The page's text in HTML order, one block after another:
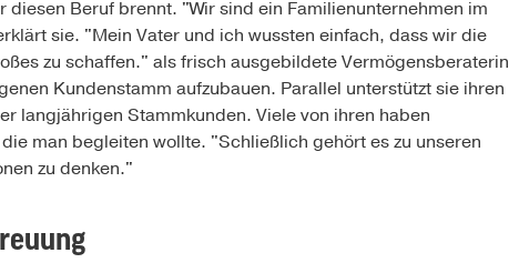
diesen Beruf brennt. "Wir sind ein Familienunternehmen im
sie. "Mein Vater und ich wussten einfach, dass wir die
zu schaffen." als frisch ausgebildete Vermögensberaterin
Kundenstamm aufzubauen. Parallel unterstützt sie ihren
langjährigen Stammkunden. Viele von ihren haben
man begleiten wollte. "Schließlich gehört es zu unseren
zu denken."